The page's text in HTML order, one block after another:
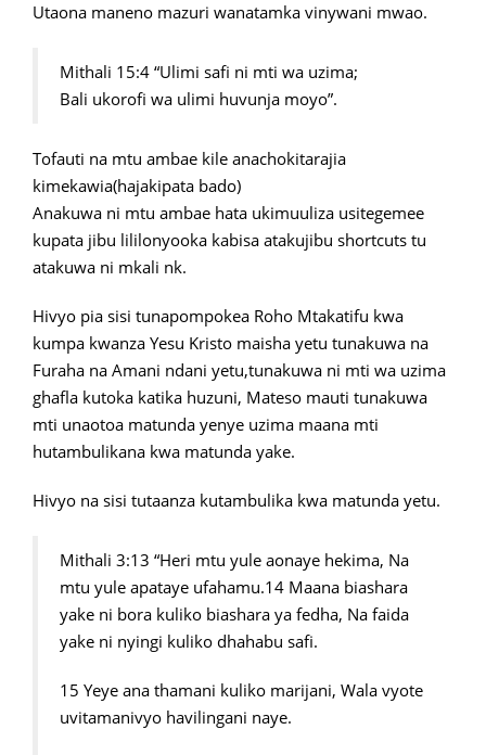
Utaona maneno mazuri wanatamka vinywani mwao.
Mithali 15:4 “Ulimi safi ni mti wa uzima;
Bali ukorofi wa ulimi huvunja moyo”.
Tofauti na mtu ambae kile anachokitarajia
kimekawia(hajakipata bado)
Anakuwa ni mtu ambae hata ukimuuliza usitegemee
kupata jibu lililonyooka kabisa atakujibu shortcuts tu
atakuwa ni mkali nk.
Hivyo pia sisi tunapompokea Roho Mtakatifu kwa
kumpa kwanza Yesu Kristo maisha yetu tunakuwa na
Furaha na Amani ndani yetu,tunakuwa ni mti wa uzima
ghafla kutoka katika huzuni, Mateso mauti tunakuwa
mti unaotoa matunda yenye uzima maana mti
hutambulikana kwa matunda yake.
Hivyo na sisi tutaanza kutambulika kwa matunda yetu.
Mithali 3:13 “Heri mtu yule aonaye hekima, Na
mtu yule apataye ufahamu.14 Maana biashara
yake ni bora kuliko biashara ya fedha, Na faida
yake ni nyingi kuliko dhahabu safi.
15 Yeye ana thamani kuliko marijani, Wala vyote
uvitamanivyo havilingani naye.